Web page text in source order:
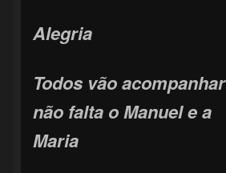
Alegria
Todos vão acompanhar
não falta o Manuel e a
Maria